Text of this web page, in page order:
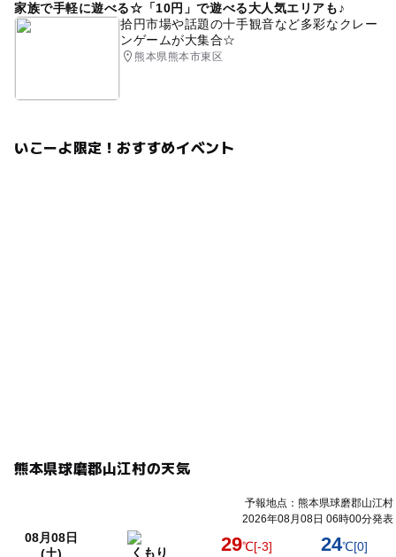
家族で手軽に遊べる☆「10円」で遊べる大人気エリアも♪
拾円市場や話題の十手観音など多彩なクレー
ンゲームが大集合☆
熊本県熊本市東区
いこーよ限定！おすすめイベント
熊本県球磨郡山江村の天気
予報地点：熊本県球磨郡山江村
2026年08月08日 06時00分発表
08月08日
(土)
くもり 29℃[-3] 24℃[0]